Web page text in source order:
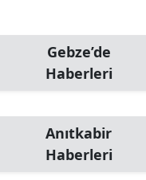
Gebze’de
Haberleri
Anıtkabir
Haberleri